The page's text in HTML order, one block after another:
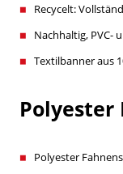
Recycelt:
Nachhaltig, PVC-
Textilbanner aus
Polyester
Polyester